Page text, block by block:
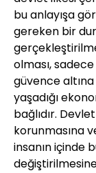
bu anlayışa
gereken bir
olması,
güvence
yaşadığı
bağlıdır.
korunmasına
insanın içinde